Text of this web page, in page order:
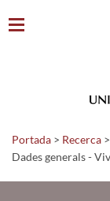
Portada > Recerca >
Dades generals -